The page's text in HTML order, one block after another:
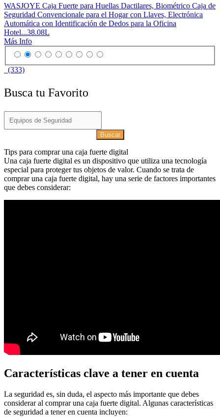
WASJOYE Caja Fuerte para Huellas Dactilares, Biométrico Caja de
Seguridad Convencionale para el Hogar con Llaves, Electrónica
Automática con Identificación de Dedos para la Oficina
Hotel...38.08L
Más Info
(333)
Busca tu Favorito
Buscar
Tips para comprar una caja fuerte digital
Una caja fuerte digital es un dispositivo que utiliza una tecnología
especial para proteger tus objetos de valor. Cuando se trata de
comprar una caja fuerte digital, hay una serie de factores importantes
que debes considerar:
Características clave a tener en cuenta
La seguridad es, sin duda, el aspecto más importante que debes
considerar al comprar una caja fuerte digital. Algunas características
de seguridad a tener en cuenta incluyen: